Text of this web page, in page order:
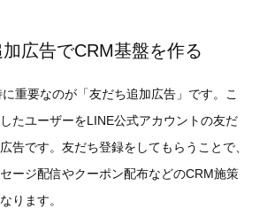
広告でCRM基盤を作る
重要なのが「友だち追加広告」です。こ
たユーザーをLINE公式アカウントの友だ
告です。友だち登録をしてもらうことで、
ージ配信やクーポン配布などのCRM施策
ります。